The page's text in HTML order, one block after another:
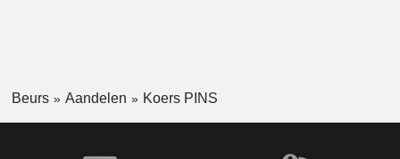
Beurs Aandelen Koers PINS